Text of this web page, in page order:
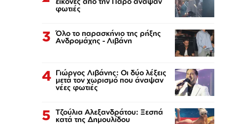
φωτιές
3 Όλο το παρασκήνιο της ρήξης
Ανδρομάχης - Λιβάνη
4 Γιώργος Λιβάνης: Οι δύο λέξεις
μετά τον χωρισμό που άναψαν
νέες φωτιές
5 Τζούλια Αλεξανδράτου: Ξεσπά
κατά της Δημουλίδου